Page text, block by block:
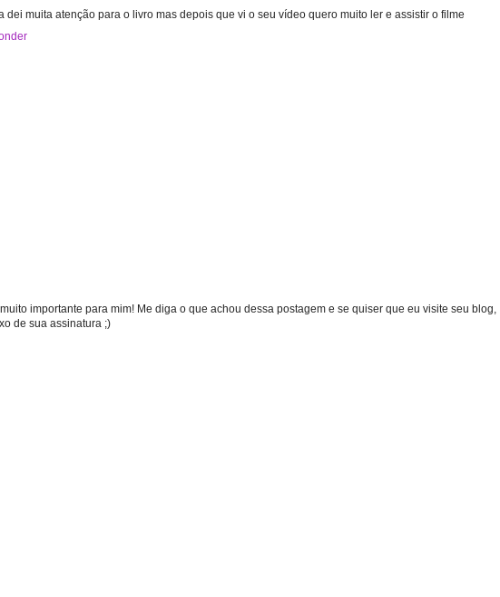
dei muita atenção para o livro mas depois que vi o seu vídeo quero muito ler e assistir o filme
importante para mim! Me diga o que achou dessa postagem e se quiser que eu visite seu blog,
de sua assinatura ;)